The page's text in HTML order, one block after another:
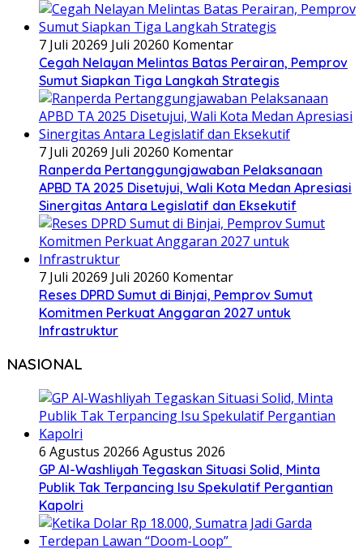
7 Juli 20269 Juli 20260 Komentar
Cegah Nelayan Melintas Batas Perairan, Pemprov
Sumut Siapkan Tiga Langkah Strategis
7 Juli 20269 Juli 20260 Komentar
Ranperda Pertanggungjawaban Pelaksanaan
APBD TA 2025 Disetujui, Wali Kota Medan Apresiasi
Sinergitas Antara Legislatif dan Eksekutif
7 Juli 20269 Juli 20260 Komentar
Reses DPRD Sumut di Binjai, Pemprov Sumut
Komitmen Perkuat Anggaran 2027 untuk
Infrastruktur
NASIONAL
6 Agustus 20266 Agustus 2026
GP Al-Washliyah Tegaskan Situasi Solid, Minta
Publik Tak Terpancing Isu Spekulatif Pergantian
Kapolri